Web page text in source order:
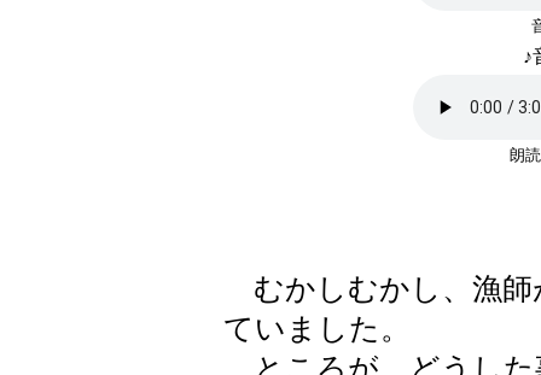
♪
朗
むかしむかし、漁師
ていました。
ところが、どうした